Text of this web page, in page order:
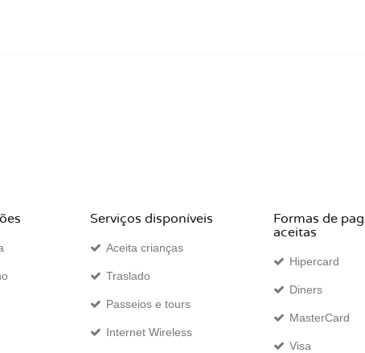
Serviços disponíveis
Aceita crianças
Traslado
Passeios e tours
Internet Wireless
Formas de
aceitas
Hipercard
Diners
MasterCard
Visa